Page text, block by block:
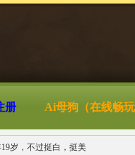
册 Ai母狗（在线畅玩
岁，不过挺白，挺美